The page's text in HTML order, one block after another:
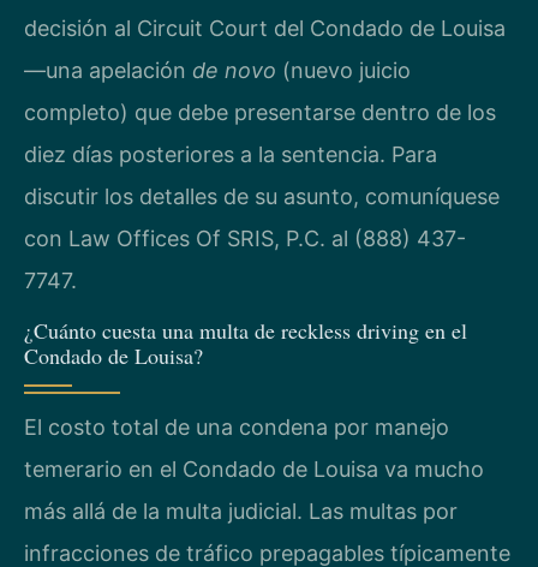
decisión al Circuit Court del Condado de Louisa
—una apelación de novo (nuevo juicio
completo) que debe presentarse dentro de los
diez días posteriores a la sentencia. Para
discutir los detalles de su asunto, comuníquese
con Law Offices Of SRIS, P.C. al (888) 437-
7747.
¿Cuánto cuesta una multa de reckless driving en el
Condado de Louisa?
El costo total de una condena por manejo
temerario en el Condado de Louisa va mucho
más allá de la multa judicial. Las multas por
infracciones de tráfico prepagables típicamente